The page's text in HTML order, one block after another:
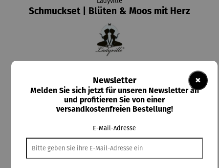
Schmuckset | Blüten & Moos mit Herz
Preise inkl. MwSt. zzgl. Versandkosten
Lieferzeit: 2-4 Tage
In den Warenkorb
×
Newsletter
Melden Sie sich jetzt für unseren Newsletter an
und profitieren Sie von einer
versandkostenfreien Bestellung!
E-Mail-Adresse